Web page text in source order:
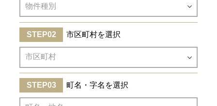
市区町村を選択
町名・字名を選択